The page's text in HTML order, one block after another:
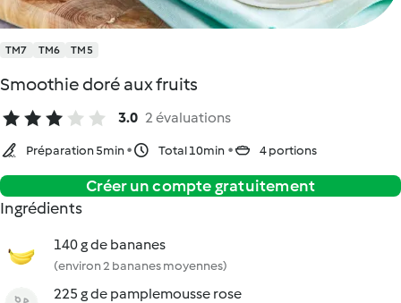
TM7 TM6 TM5
Smoothie doré aux fruits
3.0 2 évaluations
Préparation 5min Total 10min 4 portions
Créer un compte gratuitement
Ingrédients
140 g de bananes
(environ 2 bananes moyennes)
225 g de pamplemousse rose